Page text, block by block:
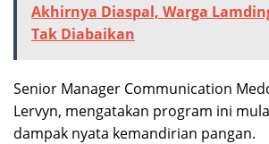
Akhirnya Diaspal, Warga
Tak Diabaikan
Senior Manager Communication
Lervyn, mengatakan program ini
dampak nyata kemandirian pangan.